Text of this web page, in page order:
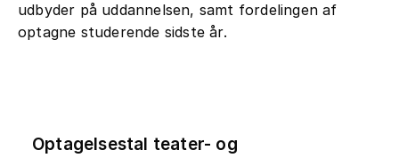
udbyder på uddannelsen, samt fordelingen af
optagne studerende sidste år.
Optagelsestal teater- og